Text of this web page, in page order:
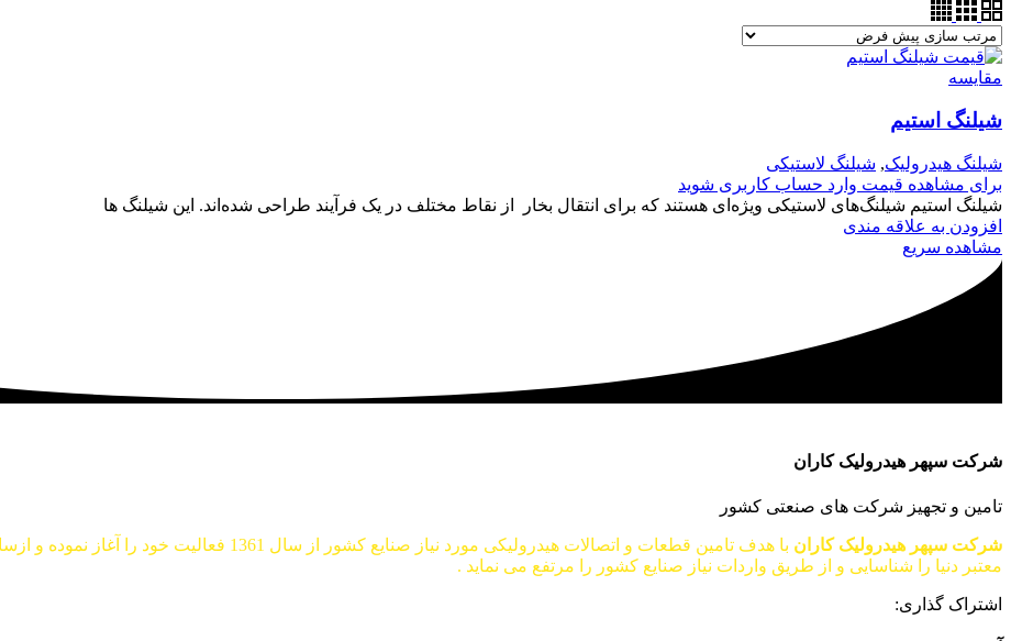
مقایسه
شیلنگ استیم
شیلنگ هیدرولیک, شیلنگ لاستیکی
برای مشاهده قیمت وارد حساب کاربری شوید
شیلنگ‌ استیم شیلنگ‌های لاستیکی ویژه‌ای هستند که برای انتقال بخار از نقاط مختلف در یک فرآیند طراحی شده‌اند. این شیلنگ ها
افزودن به علاقه مندی
مشاهده سریع
شرکت سپهر هیدرولیک کاران
تامین و تجهیز شرکت های صنعتی کشور
شرکت سپهر هیدرولیک کاران
معتبر دنیا را شناسایی و از طریق واردات نیاز صنایع کشور را مرتفع می نماید .
اشتراک گذاری: